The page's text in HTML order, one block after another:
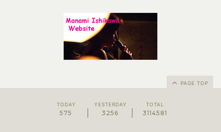
PAGE TOP
TODAY
575
YESTERDAY
3256
TOTAL
3114581